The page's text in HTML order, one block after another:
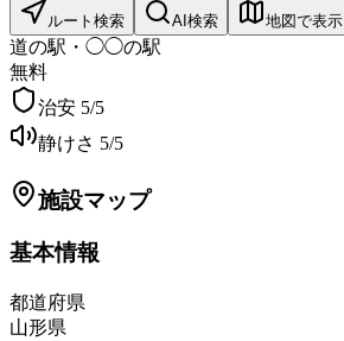
ルート検索 AI検索 地図で表示
道の駅・◯◯の駅
無料
治安 5/5
静けさ 5/5
施設マップ
基本情報
都道府県
山形県